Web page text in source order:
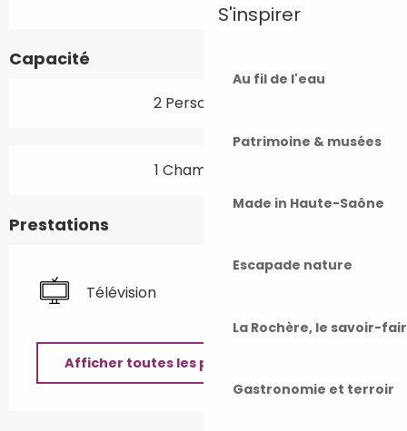
S'inspirer
Au fil de l'eau
Patrimoine & musées
Made in Haute-Saône
Escapade nature
La Rochère, le savoir-
Gastronomie et terroir
Capacité
2 Personne(s)
1 Chambre(s)
Prestations
Télévision
Afficher toutes les prestations